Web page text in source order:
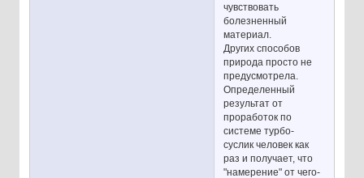
чувствовать
болезненный
материал.
Других способов
природа просто не
предусмотрела.
Определенный
результат от
проработок по
системе турбо-
суслик человек как
раз и получает, что
"намерение" от чего-